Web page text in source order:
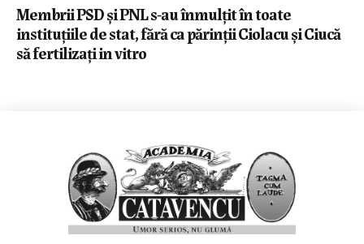
Membrii PSD și PNL s-au înmulțit în toate
instituțiile de stat, fără ca părinții Ciolacu și Ciucă
să fertilizați in vitro